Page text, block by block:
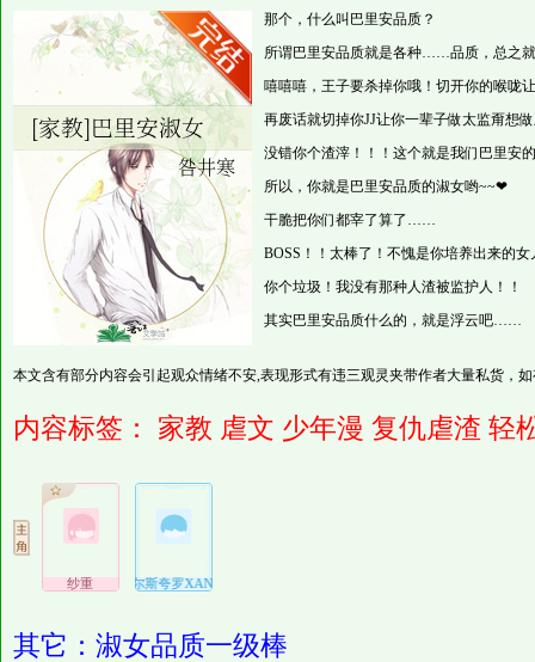
那个，什么叫巴里安品质？
所谓巴里安品质就是各种……品质，总之
嘻嘻嘻，王子要杀掉你哦！切开你的喉
再废话就切掉你JJ让你一辈子做太监甭想
没错你个渣滓！！！这个就是我们巴里安
所以，你就是巴里安品质的淑女哟~~❤
干脆把你们都宰了算了……
BOSS！！太棒了！不愧是你培养出来的女
你个垃圾！我没有那种人渣被监护人！！
其实巴里安品质什么的，就是浮云吧……
本文含有部分内容会引起观众情绪不安,表现形式有违三观灵夹带作者大量私货，
内容标签： 家教 虐文 少年漫 复仇虐渣 轻
纱重 贝尔斯夸罗XANXUNS云雀等等……
其它：淑女品质一级棒